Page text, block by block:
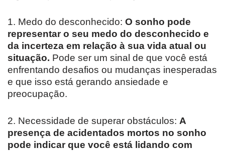
1. Medo do desconhecido: O sonho pode
representar o seu medo do desconhecido e
da incerteza em relação à sua vida atual ou
situação. Pode ser um sinal de que você está
enfrentando desafios ou mudanças inesperadas
e que isso está gerando ansiedade e
preocupação.
2. Necessidade de superar obstáculos: A
presença de acidentados mortos no sonho
pode indicar que você está lidando com